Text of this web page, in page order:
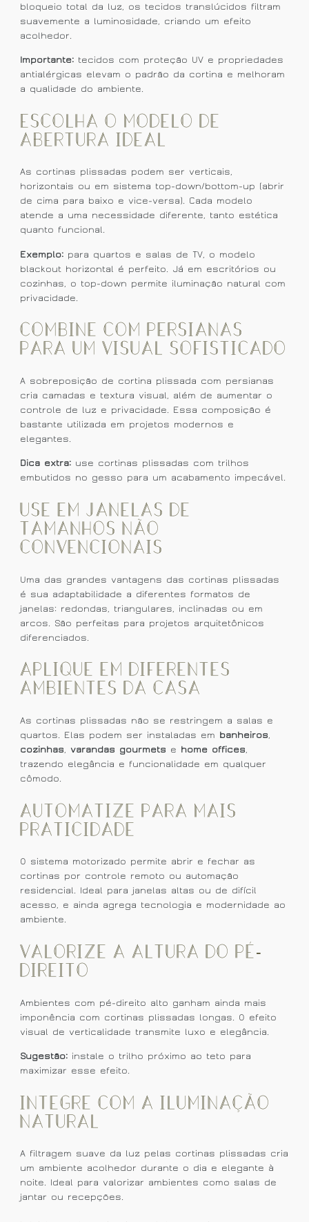
bloqueio total da luz, os tecidos translúcidos filtram
suavemente a luminosidade, criando um efeito
acolhedor.
Importante: tecidos com proteção UV e propriedades
antialérgicas elevam o padrão da cortina e melhoram
a qualidade do ambiente.
Escolha o modelo de
abertura ideal
As cortinas plissadas podem ser verticais,
horizontais ou em sistema top-down/bottom-up (abrir
de cima para baixo e vice-versa). Cada modelo
atende a uma necessidade diferente, tanto estética
quanto funcional.
Exemplo: para quartos e salas de TV, o modelo
blackout horizontal é perfeito. Já em escritórios ou
cozinhas, o top-down permite iluminação natural com
privacidade.
Combine com persianas
para um visual sofisticado
A sobreposição de cortina plissada com persianas
cria camadas e textura visual, além de aumentar o
controle de luz e privacidade. Essa composição é
bastante utilizada em projetos modernos e
elegantes.
Dica extra: use cortinas plissadas com trilhos
embutidos no gesso para um acabamento impecável.
Use em janelas de
tamanhos não
convencionais
Uma das grandes vantagens das cortinas plissadas
é sua adaptabilidade a diferentes formatos de
janelas: redondas, triangulares, inclinadas ou em
arcos. São perfeitas para projetos arquitetônicos
diferenciados.
Aplique em diferentes
ambientes da casa
As cortinas plissadas não se restringem a salas e
quartos. Elas podem ser instaladas em banheiros
cozinhas
varandas gourmets e home offices
trazendo elegância e funcionalidade em qualquer
cômodo.
Automatize para mais
praticidade
O sistema motorizado permite abrir e fechar as
cortinas por controle remoto ou automação
residencial. Ideal para janelas altas ou de difícil
acesso, e ainda agrega tecnologia e modernidade ao
ambiente.
Valorize a altura do pé-
direito
Ambientes com pé-direito alto ganham ainda mais
imponência com cortinas plissadas longas. O efeito
visual de verticalidade transmite luxo e elegância.
Sugestão: instale o trilho próximo ao teto para
maximizar esse efeito.
Integre com a iluminação
natural
A filtragem suave da luz pelas cortinas plissadas cria
um ambiente acolhedor durante o dia e elegante à
noite. Ideal para valorizar ambientes como salas de
jantar ou recepções.